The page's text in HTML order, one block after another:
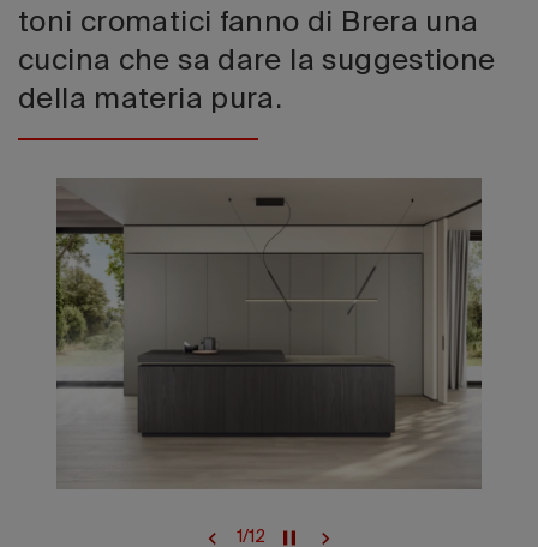
toni cromatici fanno di Brera una
cucina che sa dare la suggestione
della materia pura.
1/12